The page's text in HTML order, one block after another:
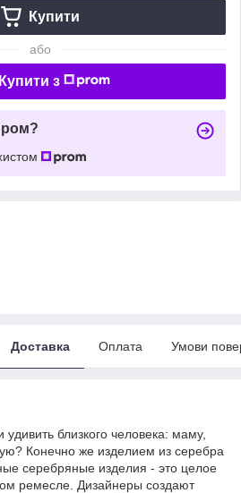
Купити
або
Купити з
Доставка Оплата Умови
близкого человека: маму,
Конечно же изделием из серебра
серебряные изделия - это целое
ремесле. Дизайнеры создают